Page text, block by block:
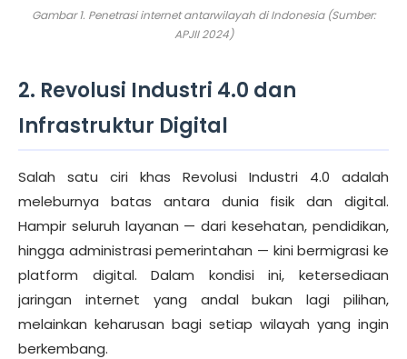
Gambar 1. Penetrasi internet antarwilayah di Indonesia (Sumber:
APJII 2024)
2. Revolusi Industri 4.0 dan
Infrastruktur Digital
Salah satu ciri khas Revolusi Industri 4.0 adalah
meleburnya batas antara dunia fisik dan digital.
Hampir seluruh layanan — dari kesehatan, pendidikan,
hingga administrasi pemerintahan — kini bermigrasi ke
platform digital. Dalam kondisi ini, ketersediaan
jaringan internet yang andal bukan lagi pilihan,
melainkan keharusan bagi setiap wilayah yang ingin
berkembang.